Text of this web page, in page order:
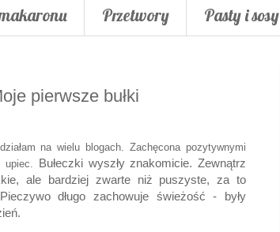
Przetwory Pasty i sosy
pierwsze bułki
na wielu blogach. Zachęcona pozytywnymi
upiec. Bułeczki wyszły znakomicie. Zewnątrz
ale bardziej zwarte niż puszyste, za to
długo zachowuje świeżość - były